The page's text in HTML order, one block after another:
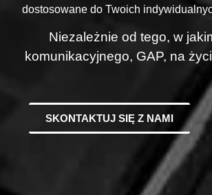
dostosowane do Twoich
Niezależnie od tego, w
komunikacyjnego, GAP, na
SKONTAKTUJ SIĘ Z NAMI